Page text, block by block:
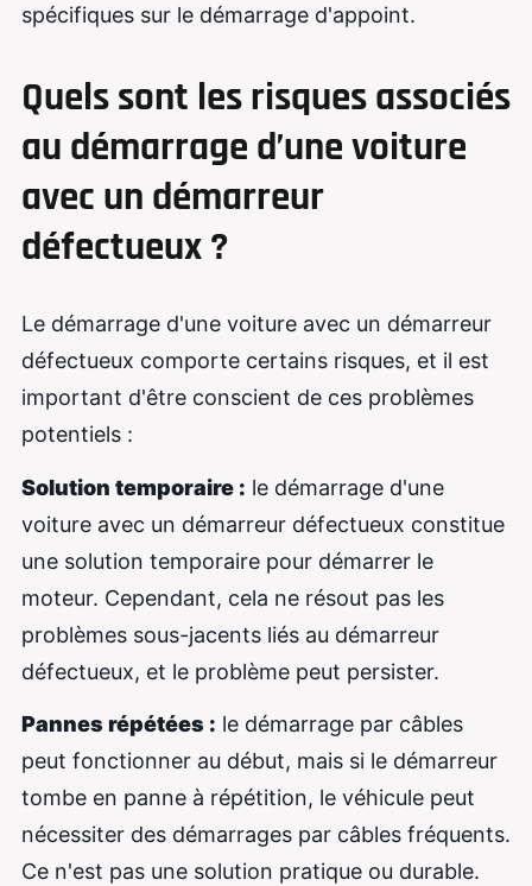
spécifiques sur le démarrage d'appoint.
Quels sont les risques associés
au démarrage d’une voiture
avec un démarreur
défectueux ?
Le démarrage d'une voiture avec un démarreur
défectueux comporte certains risques, et il est
important d'être conscient de ces problèmes
potentiels :
Solution temporaire : le démarrage d'une
voiture avec un démarreur défectueux constitue
une solution temporaire pour démarrer le
moteur. Cependant, cela ne résout pas les
problèmes sous-jacents liés au démarreur
défectueux, et le problème peut persister.
Pannes répétées : le démarrage par câbles
peut fonctionner au début, mais si le démarreur
tombe en panne à répétition, le véhicule peut
nécessiter des démarrages par câbles fréquents.
Ce n'est pas une solution pratique ou durable.